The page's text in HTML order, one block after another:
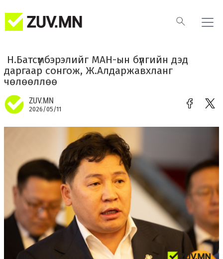
​ Н.Батсүмбэрэлийг МАН-ын бүлгийн дэд
даргаар сонгож, Ж.Алдаржавхланг
чөлөөллөө
ZUV.MN
2026/05/11